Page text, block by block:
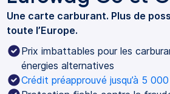
Une carte carburant. Plus de
toute l’Europe.
Prix imbattables pour les
énergies alternatives
Crédit préapprouvé jusqu’à 5